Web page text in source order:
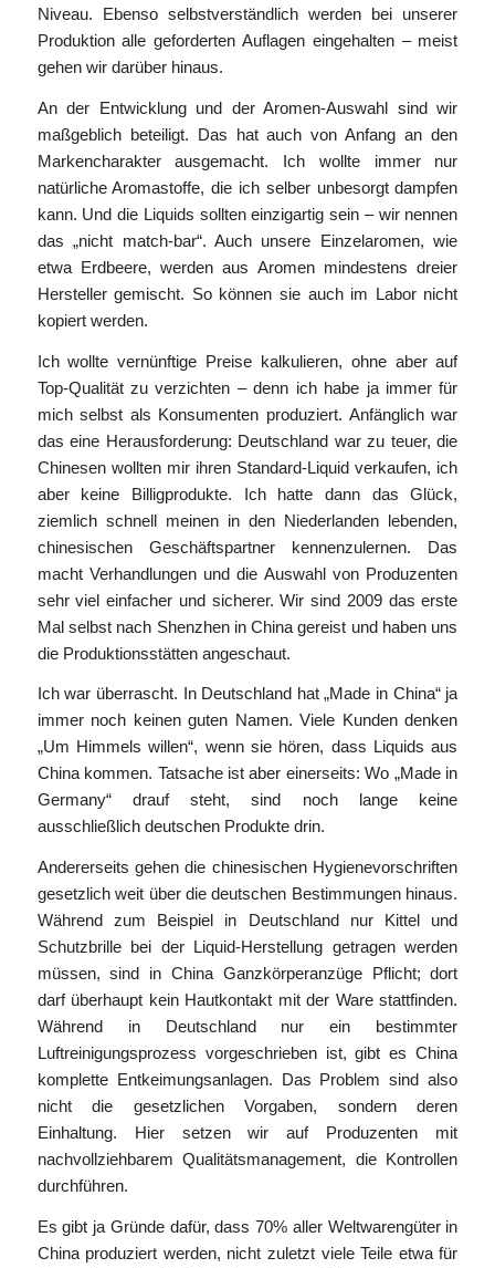
Niveau. Ebenso selbstverständlich werden bei unserer
Produktion alle geforderten Auflagen eingehalten – meist
gehen wir darüber hinaus.
An der Entwicklung und der Aromen-Auswahl sind wir
maßgeblich beteiligt. Das hat auch von Anfang an den
Markencharakter ausgemacht. Ich wollte immer nur
natürliche Aromastoffe, die ich selber unbesorgt dampfen
kann. Und die Liquids sollten einzigartig sein – wir nennen
das „nicht match-bar“. Auch unsere Einzelaromen, wie
etwa Erdbeere, werden aus Aromen mindestens dreier
Hersteller gemischt. So können sie auch im Labor nicht
kopiert werden.
Ich wollte vernünftige Preise kalkulieren, ohne aber auf
Top-Qualität zu verzichten – denn ich habe ja immer für
mich selbst als Konsumenten produziert. Anfänglich war
das eine Herausforderung: Deutschland war zu teuer, die
Chinesen wollten mir ihren Standard-Liquid verkaufen, ich
aber keine Billigprodukte. Ich hatte dann das Glück,
ziemlich schnell meinen in den Niederlanden lebenden,
chinesischen Geschäftspartner kennenzulernen. Das
macht Verhandlungen und die Auswahl von Produzenten
sehr viel einfacher und sicherer. Wir sind 2009 das erste
Mal selbst nach Shenzhen in China gereist und haben uns
die Produktionsstätten angeschaut.
Ich war überrascht. In Deutschland hat „Made in China“ ja
immer noch keinen guten Namen. Viele Kunden denken
„Um Himmels willen“, wenn sie hören, dass Liquids aus
China kommen. Tatsache ist aber einerseits: Wo „Made in
Germany“ drauf steht, sind noch lange keine
ausschließlich deutschen Produkte drin.
Andererseits gehen die chinesischen Hygienevorschriften
gesetzlich weit über die deutschen Bestimmungen hinaus.
Während zum Beispiel in Deutschland nur Kittel und
Schutzbrille bei der Liquid-Herstellung getragen werden
müssen, sind in China Ganzkörperanzüge Pflicht; dort
darf überhaupt kein Hautkontakt mit der Ware stattfinden.
Während in Deutschland nur ein bestimmter
Luftreinigungsprozess vorgeschrieben ist, gibt es China
komplette Entkeimungsanlagen. Das Problem sind also
nicht die gesetzlichen Vorgaben, sondern deren
Einhaltung. Hier setzen wir auf Produzenten mit
nachvollziehbarem Qualitätsmanagement, die Kontrollen
durchführen.
Es gibt ja Gründe dafür, dass 70% aller Weltwarengüter in
China produziert werden, nicht zuletzt viele Teile etwa für